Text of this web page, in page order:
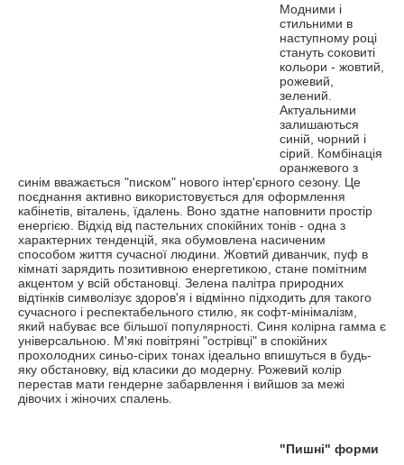
Модними і
стильними в
наступному році
стануть соковиті
кольори - жовтий,
рожевий,
зелений.
Актуальними
залишаються
синій, чорний і
сірий. Комбінація
оранжевого з
синім вважається "писком" нового інтер'єрного сезону. Це
поєднання активно використовується для оформлення
кабінетів, віталень, їдалень. Воно здатне наповнити простір
енергією. Відхід від пастельних спокійних тонів - одна з
характерних тенденцій, яка обумовлена ​​насиченим
способом життя сучасної людини. Жовтий диванчик, пуф в
кімнаті зарядить позитивною енергетикою, стане помітним
акцентом у всій обстановці. Зелена палітра природних
відтінків символізує здоров'я і відмінно підходить для такого
сучасного і респектабельного стилю, як софт-мінімалізм,
який набуває все більшої популярності. Синя колірна гамма є
універсальною. М'які повітряні "острівці" в спокійних
прохолодних синьо-сірих тонах ідеально впишуться в будь-
яку обстановку, від класики до модерну. Рожевий колір
перестав мати гендерне забарвлення і вийшов за межі
дівочих і жіночих спалень.
"Пишні" форми